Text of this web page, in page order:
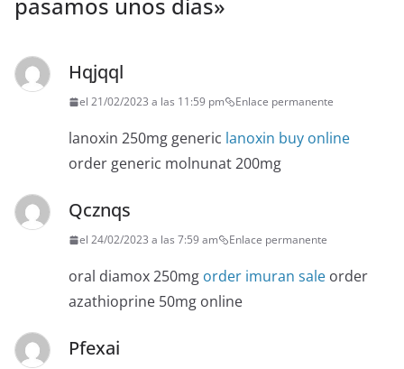
pasamos unos dias»
Hqjqql
el 21/02/2023 a las 11:59 pm Enlace permanente
lanoxin 250mg generic lanoxin buy online
order generic molnunat 200mg
Qcznqs
el 24/02/2023 a las 7:59 am Enlace permanente
oral diamox 250mg order imuran sale order
azathioprine 50mg online
Pfexai